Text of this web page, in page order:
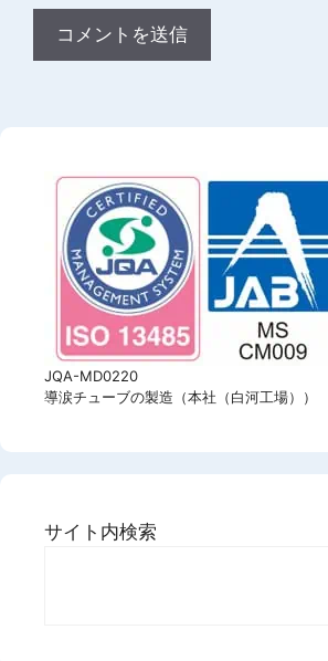
JQA-MD0220
導涙チューブの製造（本社（白河工場））
サイト内検索